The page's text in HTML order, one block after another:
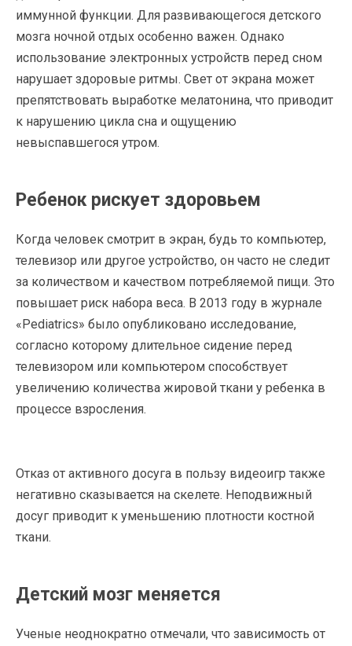
иммунной функции. Для развивающегося детского
мозга ночной отдых особенно важен. Однако
использование электронных устройств перед сном
нарушает здоровые ритмы. Свет от экрана может
препятствовать выработке мелатонина, что приводит
к нарушению цикла сна и ощущению
невыспавшегося утром.
Ребенок рискует здоровьем
Когда человек смотрит в экран, будь то компьютер,
телевизор или другое устройство, он часто не следит
за количеством и качеством потребляемой пищи. Это
повышает риск набора веса. В 2013 году в журнале
«Pediatrics» было опубликовано исследование,
согласно которому длительное сидение перед
телевизором или компьютером способствует
увеличению количества жировой ткани у ребенка в
процессе взросления.
Отказ от активного досуга в пользу видеоигр также
негативно сказывается на скелете. Неподвижный
досуг приводит к уменьшению плотности костной
ткани.
Детский мозг меняется
Ученые неоднократно отмечали, что зависимость от